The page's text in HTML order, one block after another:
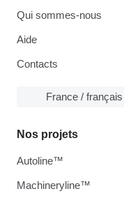
Qui sommes-nous
Aide
Contacts
France / français
Nos projets
Autoline™
Machineryline™